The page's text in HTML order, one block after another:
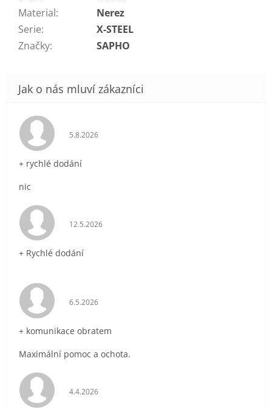
Material:
Nerez
Serie:
X-STEEL
Značky: SAPHO
Hodnocení obchodu je 5 z 5 hvězdiček.
5.8.2026
+ rychlé dodání
nic
Hodnocení obchodu je 5 z 5 hvězdiček.
12.5.2026
+ Rychlé dodání
Hodnocení obchodu je 5 z 5 hvězdiček.
6.5.2026
+ komunikace obratem
Maximální pomoc a ochota.
Hodnocení obchodu je 5 z 5 hvězdiček.
4.4.2026